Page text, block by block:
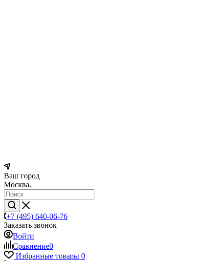
Ваш город
Москва
+7 (495) 640-06-76
Заказать звонок
Войти
Сравнение0
Избранные товары 0